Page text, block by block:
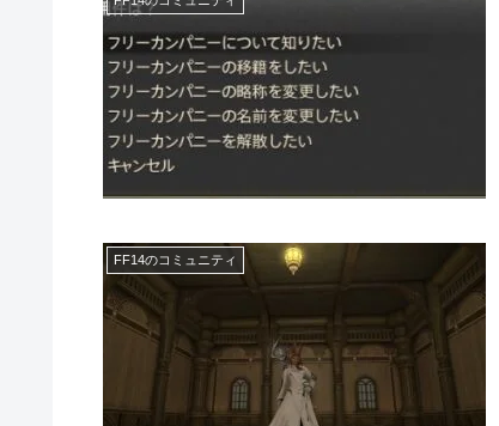
FF14のコミュニティ